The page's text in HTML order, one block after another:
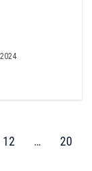
12 …
20